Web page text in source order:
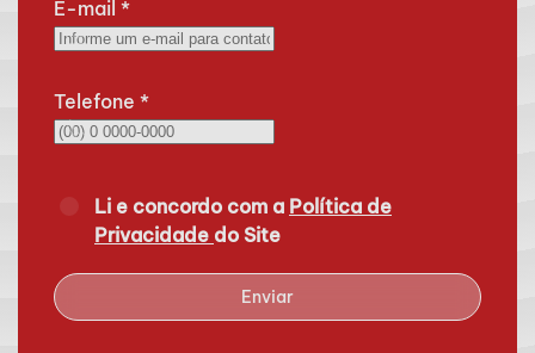
E-mail *
Telefone *
Li e concordo com a Política de
Privacidade do Site
Enviar